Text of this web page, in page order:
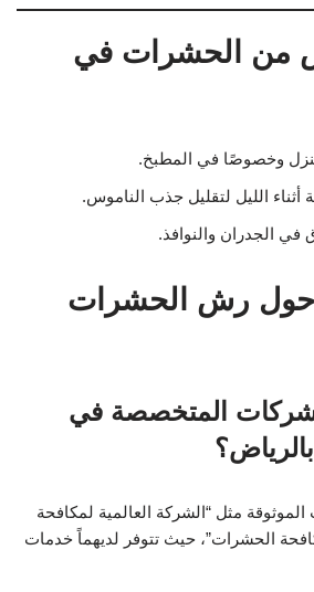
من الحشرات في
وخصوصًا في المطبخ.
أثناء الليل لتقليل جذب الناموس.
الجدران والنوافذ.
حول رش الحشرات
المتخصصة في
مثل “الشركة العالمية لمكافحة
الحشرات”، حيث تتوفر لديهماً خدمات